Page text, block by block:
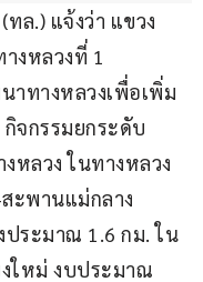
ล.) แจ้งว่า แขวง
งหลวงที่ 1
าทางหลวงเพื่อเพิ่ม
จกรรมยกระดับ
หลวง ในทางหลวง
ะพานแม่กลาง
ประมาณ 1.6 กม. ใน
ใหม่ งบประมาณ